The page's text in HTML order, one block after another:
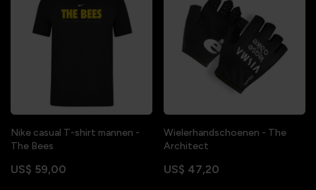
Nike casual T-shirt mannen -
The Bees
US$ 59,00
Wielerhandschoenen - The
Architect
US$ 47,20